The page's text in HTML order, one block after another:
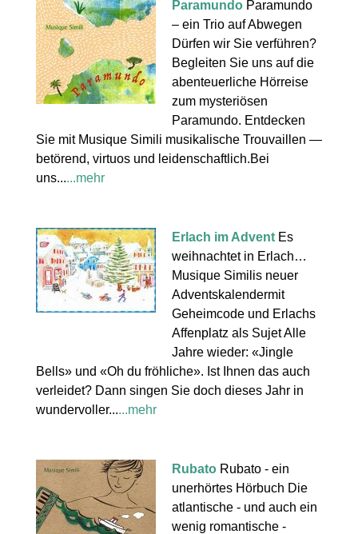
Paramundo Paramundo
– ein Trio auf Abwegen
Dürfen wir Sie verführen?
Begleiten Sie uns auf die
abenteuerliche Hörreise
zum mysteriösen
Paramundo. Entdecken
Sie mit Musique Simili musikalische Trouvaillen —
betörend, virtuos und leidenschaftlich.Bei
uns......mehr
Erlach im Advent Es
weihnachtet in Erlach…
Musique Similis neuer
Adventskalendermit
Geheimcode und Erlachs
Affenplatz als Sujet Alle
Jahre wieder: «Jingle
Bells» und «Oh du fröhliche». Ist Ihnen das auch
verleidet? Dann singen Sie doch dieses Jahr in
wundervoller......mehr
Rubato Rubato - ein
unerhörtes Hörbuch Die
atlantische - und auch ein
wenig romantische -